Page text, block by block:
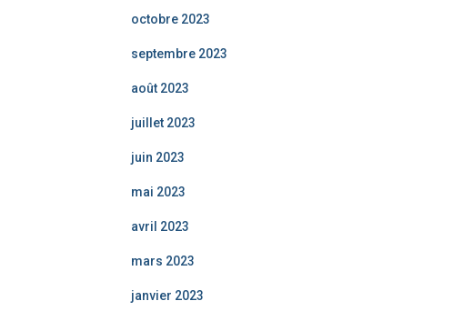
octobre 2023
septembre 2023
août 2023
juillet 2023
juin 2023
mai 2023
avril 2023
mars 2023
janvier 2023